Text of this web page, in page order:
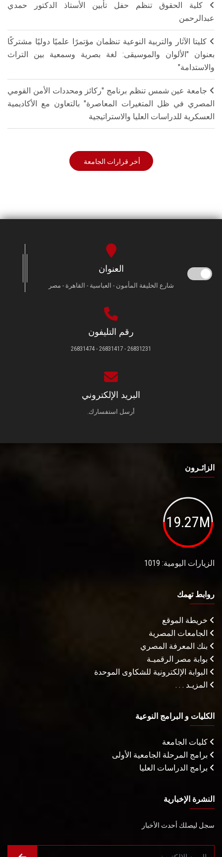
كلية الحقوق تنظم حفل تأبين الأستاذ الدكتور حمدي
عبدالرحمن
كليتا الآثار والتربية النوعية تنظمان مؤتمرًا علميًا دوليًا مشتركًا
بعنوان "الألوان والموسيقى: لغة بصرية وسمعية بين التراث
والاستدامة"
جامعة عين شمس تنظم برنامج "ركائز ومحددات الأمن القومي
المصري في ظل المتغيرات المعاصرة" بالتعاون مع الأكاديمية
العسكرية للدراسات العليا والاستراتيجية
أخر قرارات الجامعة
العنوان
شارع الخليفة المأمون - العباسية - القاهرة - مصر
رقم التليفون
26831231 - 26831417 - 26831474
البريد الإلكتروني
أرسل استفسارك.
الزائـرون
19.27M
الزيارات اليومية: 1019
روابط تهمك
خريطة الموقع
الجامعات المصرية
بنك المعرفة المصري
بوابة مصر الرقميـة
البوابة الإلكترونية للشكاوى الموحدة
المزيـد . . .
الكليات و البرامج النوعية
كليات الجامعة
برامج المرحلة الجامعية الأولى
برامج الدراسات العليا
النشرة الإخبارية
سجل ليصلك أحدث الأخبار